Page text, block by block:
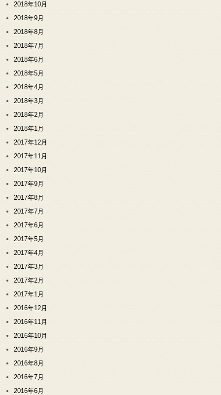
2018年10月
2018年9月
2018年8月
2018年7月
2018年6月
2018年5月
2018年4月
2018年3月
2018年2月
2018年1月
2017年12月
2017年11月
2017年10月
2017年9月
2017年8月
2017年7月
2017年6月
2017年5月
2017年4月
2017年3月
2017年2月
2017年1月
2016年12月
2016年11月
2016年10月
2016年9月
2016年8月
2016年7月
2016年6月